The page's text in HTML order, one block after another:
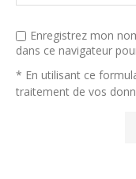
Enregistrez mon
dans ce navigateur
* En utilisant ce
traitement de vos